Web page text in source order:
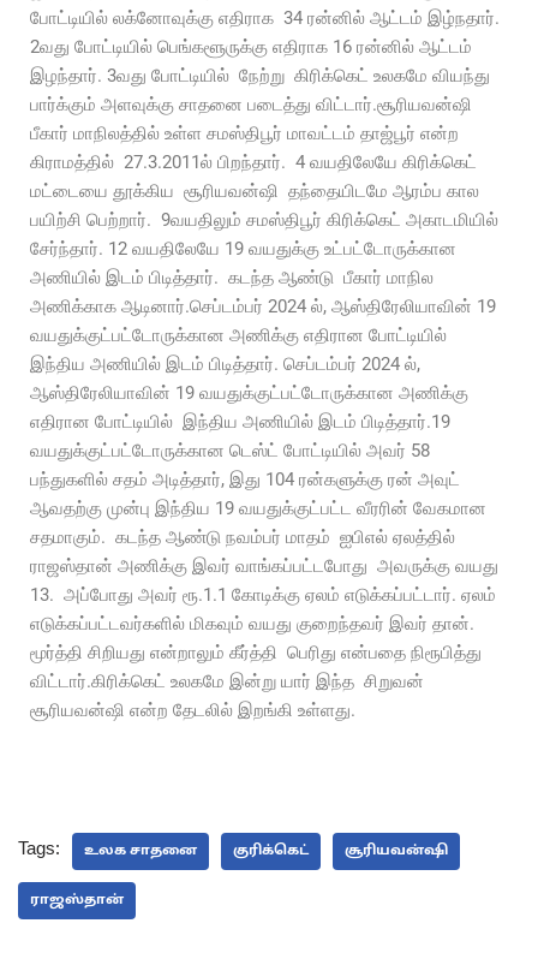
போட்டியில் லக்னோவுக்கு எதிராக 34 ரன்னில் ஆட்டம் இழ்நதார்.
2வது போட்டியில் பெங்களூருக்கு எதிராக 16 ரன்னில் ஆட்டம்
இழந்தார். 3வது போட்டியில் நேற்று கிரிக்கெட் உலகமே வியந்து
பார்க்கும் அளவுக்கு சாதனை படைத்து விட்டார்.சூரியவன்ஷி
பீகார் மாநிலத்தில் உள்ள சமஸ்திபூர் மாவட்டம் தாஜ்பூர் என்ற
கிராமத்தில் 27.3.2011ல் பிறந்தார். 4 வயதிலேயே கிரிக்கெட்
மட்டையை தூக்கிய சூரியவன்ஷி தந்தையிடமே ஆரம்ப கால
பயிற்சி பெற்றார். 9வயதிலும் சமஸ்திபூர் கிரிக்கெட் அகாடமியில்
சேர்ந்தார். 12 வயதிலேயே 19 வயதுக்கு உட்பட்டோருக்கான
அணியில் இடம் பிடித்தார். கடந்த ஆண்டு பீகார் மாநில
அணிக்காக ஆடினார்.செப்டம்பர் 2024 ல், ஆஸ்திரேலியாவின் 19
வயதுக்குட்பட்டோருக்கான அணிக்கு எதிரான போட்டியில்
இந்திய அணியில் இடம் பிடித்தார். செப்டம்பர் 2024 ல்,
ஆஸ்திரேலியாவின் 19 வயதுக்குட்பட்டோருக்கான அணிக்கு
எதிரான போட்டியில் இந்திய அணியில் இடம் பிடித்தார்.19
வயதுக்குட்பட்டோருக்கான டெஸ்ட் போட்டியில் அவர் 58
பந்துகளில் சதம் அடித்தார், இது 104 ரன்களுக்கு ரன் அவுட்
ஆவதற்கு முன்பு இந்திய 19 வயதுக்குட்பட்ட வீரரின் வேகமான
சதமாகும். கடந்த ஆண்டு நவம்பர் மாதம் ஐபிஎல் ஏலத்தில்
ராஜஸ்தான் அணிக்கு இவர் வாங்கப்பட்டபோது அவருக்கு வயது
13. அப்போது அவர் ரூ.1.1 கோடிக்கு ஏலம் எடுக்கப்பட்டார். ஏலம்
எடுக்கப்பட்டவர்களில் மிகவும் வயது குறைந்தவர் இவர் தான்.
மூர்த்தி சிறியது என்றாலும் கீர்த்தி பெரிது என்பதை நிரூபித்து
விட்டார்.கிரிக்கெட் உலகமே இன்று யார் இந்த சிறுவன்
சூரியவன்ஷி என்ற தேடலில் இறங்கி உள்ளது.
Tags: உலக சாதனை குரிக்கெட் சூரியவன்ஷி
ராஜஸ்தான்